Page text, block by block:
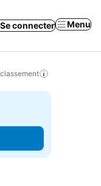
Se connecter Menu